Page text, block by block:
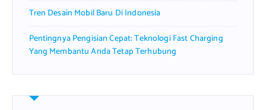
Tren Desain Mobil Baru Di Indonesia
Pentingnya Pengisian Cepat: Teknologi Fast Charging
Yang Membantu Anda Tetap Terhubung